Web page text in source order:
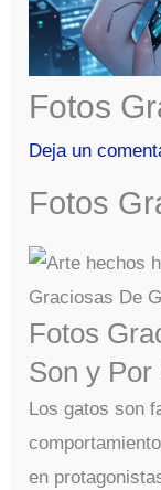
Fotos
Deja un
Fotos
Fotos
Son y Por
Los gatos son
en